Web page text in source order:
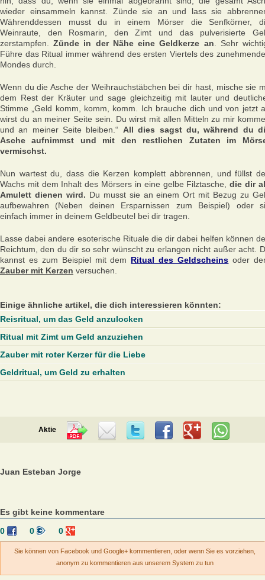
wieder einsammeln kannst. Zünde sie an und lass sie
Währenddessen musst du in einem Mörser die Senfkörner,
Weinraute, den Rosmarin, den Zimt und das pulverisierte
zerstampfen.Zünde in der Nähe eine Geldkerze an . Sehr
Führe das Ritual immer während des ersten Viertels des
Mondes durch.
Wenn du die Asche der Weihrauchstäbchen bei dir hast, mische sie
dem Rest der Kräuter und sage gleichzeitig mit lauter und
Stimme „Geld komm, komm, komm. Ich brauche dich und von jetzt
wirst du an meiner Seite sein. Du wirst mit allen Mitteln zu mir
und an meiner Seite bleiben.“ All dies sagst du, während du
Asche aufnimmst und mit den restlichen Zutaten im
vermischst.
Nun wartest du, dass die Kerzen komplett abbrennen, und füllst
Wachs mit dem Inhalt des Mörsers in eine gelbe Filztasche,die dir
Amulett dienen wird. Du musst sie an einem Ort mit Bezug zu
aufbewahren (Neben deinen Ersparnissen zum Beispiel) oder
einfach immer in deinem Geldbeutel bei dir tragen.
Lasse dabei andere esoterische Rituale die dir dabei helfen können
Reichtum, den du dir so sehr wünscht zu erlangen nicht außer acht.
kannst es zum Beispiel mit dem Ritual des Geldscheins oder
Zauber mit Kerzen versuchen.
Einige ähnliche artikel, die dich interessieren könnten:
Reisritual, um das Geld anzulocken
Ritual mit Zimt um Geld anzuziehen
Zauber mit roter Kerzer für die Liebe
Geldritual, um Geld zu erhalten
Aktie
Juan Esteban Jorge
Es gibt keine kommentare
0
0 0
Sie können von Facebook und Google+ kommentieren, oder wenn Sie es vorziehen,
anonym zu kommentieren aus unserem System zu tun